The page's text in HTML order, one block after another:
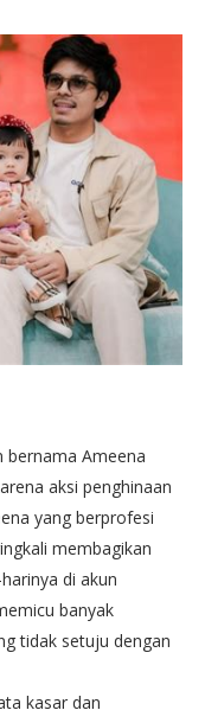
bernama Ameena
aksi penghinaan
yang berprofesi
membagikan
di akun
banyak
tidak setuju dengan
kasar dan